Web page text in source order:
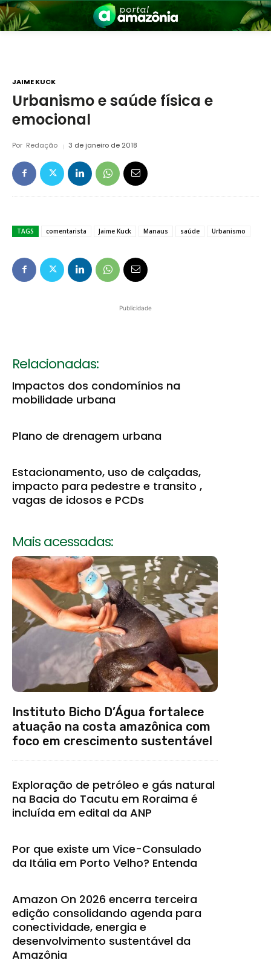
Amazônia
JAIME KUCK
Urbanismo e saúde física e
emocional
Por Redação 3 de janeiro de 2018
TAGS comentarista Jaime Kuck Manaus saúde Urbanismo
Publicidade
Relacionadas:
Impactos dos condomínios na
mobilidade urbana
Plano de drenagem urbana
Estacionamento, uso de calçadas,
impacto para pedestre e transito ,
vagas de idosos e PCDs
Mais acessadas:
Instituto Bicho D’Água fortalece
atuação na costa amazônica com
foco em crescimento sustentável
Exploração de petróleo e gás natural
na Bacia do Tacutu em Roraima é
incluída em edital da ANP
Por que existe um Vice-Consulado
da Itália em Porto Velho? Entenda
Amazon On 2026 encerra terceira
edição consolidando agenda para
conectividade, energia e
desenvolvimento sustentável da
Amazônia